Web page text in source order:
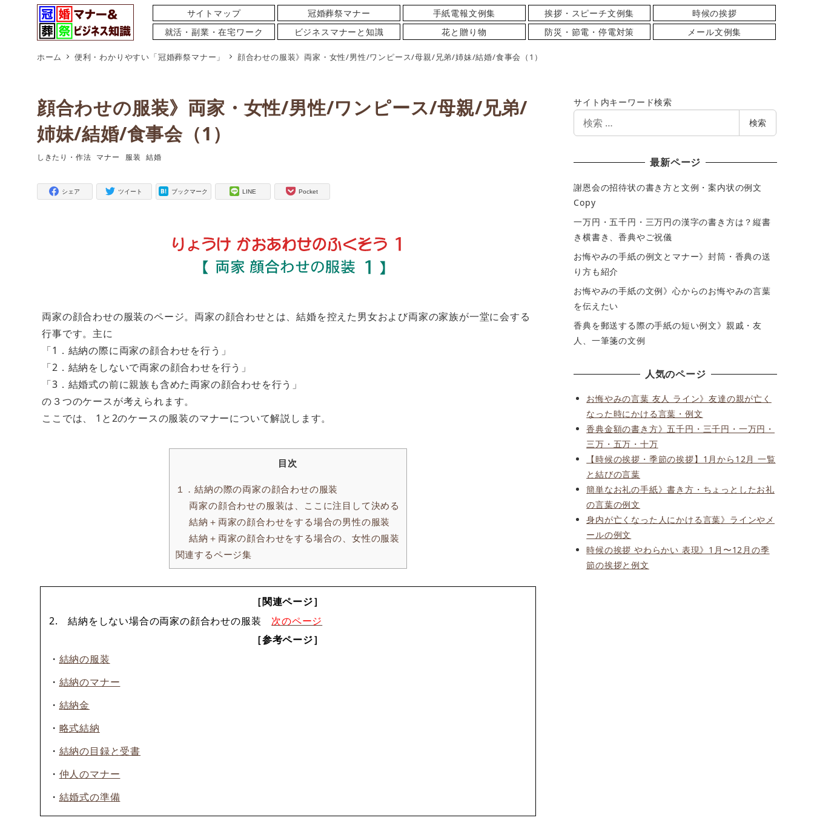
サイトマップ 冠婚葬祭マナー 手紙電報文例集 挨拶・スピーチ文例集
時候の挨拶
就活・副業・在宅ワーク
ビジネスマナーと知識 花と贈り物 防災・節電・停電対策 メール文例集
ホーム 便利・わかりやすい「冠婚葬祭マナー」 顔合わせの服装》両家・女性/男性/ワンピース/母親/兄弟/姉妹/結婚/食事会（1）
顔合わせの服装》両家・女性/男性/ワンピース/母親/兄弟/
姉妹/結婚/食事会（1）
タグ
しきたり・作法
タグ
マナー
タグ
服装
タグ
結婚
シェア ツイート ブックマーク LINE Pocket
両家の顔合わせの服装のページ。両家の顔合わせとは、結婚を控えた男女および両家の家族が一堂に会する
行事です。主に
「1．結納の際に両家の顔合わせを行う」
「2．結納をしないで両家の顔合わせを行う」
「3．結婚式の前に親族も含めた両家の顔合わせを行う」
の３つのケースが考えられます。
ここでは、 1と2のケースの服装のマナーについて解説します。
目次
１．結納の際の両家の顔合わせの服装
両家の顔合わせの服装は、ここに注目して決める
結納＋両家の顔合わせをする場合の男性の服装
結納＋両家の顔合わせをする場合の、女性の服装
関連するページ集
［関連ページ］
2. 結納をしない場合の両家の顔合わせの服装 次のページ
［参考ページ］
・ 結納の服装
・ 結納のマナー
・ 結納金
・ 略式結納
・ 結納の目録と受書
・ 仲人のマナー
・ 結婚式の準備
サイト内キーワード検索
索
検索
最新ページ
謝恩会の招待状の書き方と文例・案内状の例文
Copy
一万円・五千円・三万円の漢字の書き方は？縦書
き横書き、香典やご祝儀
お悔やみの手紙の例文とマナー》封筒・香典の送
り方も紹介
お悔やみの手紙の文例》心からのお悔やみの言葉
を伝えたい
香典を郵送する際の手紙の短い例文》親戚・友
人、一筆箋の文例
人気のページ
お悔やみの言葉 友人 ライン》友達の親が亡く
なった時にかける言葉・例文
香典金額の書き方》五千円・三千円・一万円・
三万・五万・十万
【時候の挨拶・季節の挨拶】1月から12月 一覧
と結びの言葉
簡単なお礼の手紙》書き方・ちょっとしたお礼
の言葉の例文
身内が亡くなった人にかける言葉》ラインやメ
ールの例文
時候の挨拶 やわらかい 表現》1月〜12月の季
節の挨拶と例文